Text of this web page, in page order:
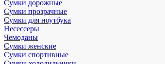
Сумки дорожные
Сумки прозрачные
Сумки для ноутбука
Несессеры
Чемоданы
Сумки женские
Сумки спортивные